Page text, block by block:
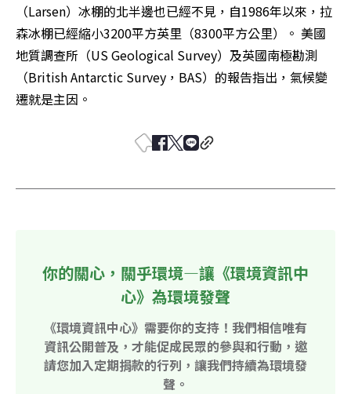
（Larsen）冰棚的北半邊也已經不見，自1986年以來，拉
森冰棚已經縮小3200平方英里（8300平方公里）。 美國
地質調查所（US Geological Survey）及英國南極勘測
（British Antarctic Survey，BAS）的報告指出，氣候變
遷就是主因。
你的關心，關乎環境—讓《環境資訊中
心》為環境發聲
《環境資訊中心》需要你的支持！我們相信唯有
資訊公開普及，才能促成民眾的參與和行動，邀
請您加入定期捐款的行列，讓我們持續為環境發
聲。